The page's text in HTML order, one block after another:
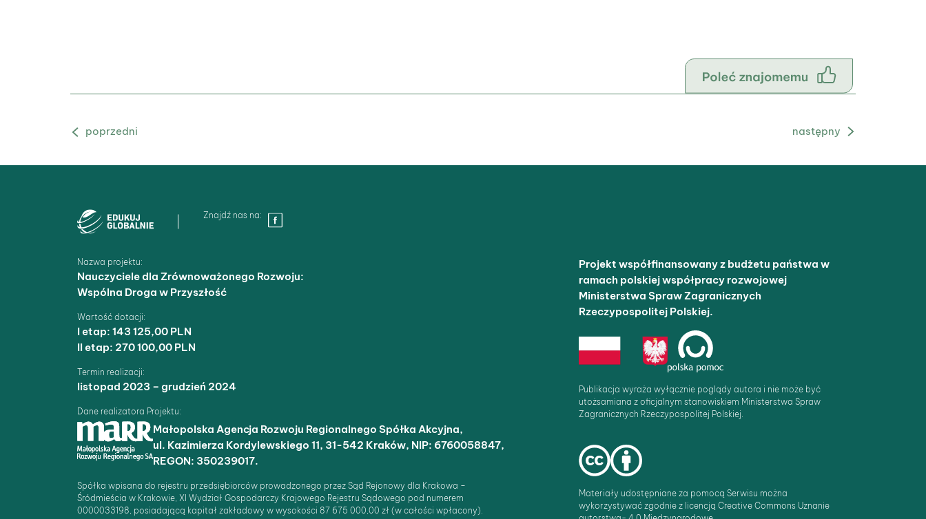
Poprzedni Blog Następny Blog
Znajdź nas na:
Nazwa projektu:
Nauczyciele dla Zrównoważonego Rozwoju:
Wspólna Droga w Przyszłość
Wartość dotacji:
I etap: 143 125,00 PLN
II etap: 270 100,00 PLN
Termin realizacji:
listopad 2023 – grudzień 2024
Dane realizatora Projektu:
Małopolska Agencja Rozwoju Regionalnego Spółka Akcyjna,
ul. Kazimierza Kordylewskiego 11, 31-542 Kraków, NIP: 6760058847,
REGON: 350239017.
Spółka wpisana do rejestru przedsiębiorców prowadzonego przez Sąd Rejonowy dla Krakowa –
Śródmieścia w Krakowie, XI Wydział Gospodarczy Krajowego Rejestru Sądowego pod numerem
0000033198, posiadającą kapitał zakładowy w wysokości 87 675 000,00 zł (w całości wpłacony).
Projekt współfinansowany z budżetu państwa w
ramach polskiej współpracy rozwojowej
Ministerstwa Spraw Zagranicznych
Rzeczypospolitej Polskiej.
Publikacja wyraża wyłącznie poglądy autora i nie może być
utożsamiana z oficjalnym stanowiskiem Ministerstwa Spraw
Zagranicznych Rzeczypospolitej Polskiej.
Materiały udostępniane za pomocą Serwisu można
wykorzystywać zgodnie z licencją Creative Commons Uznanie